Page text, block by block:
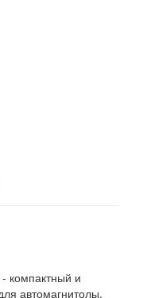
компактный и
автомагнитолы,